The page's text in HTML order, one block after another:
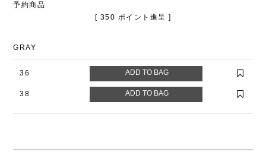
予約商品
[ 350 ポイント進呈 ]
GRAY
36
38